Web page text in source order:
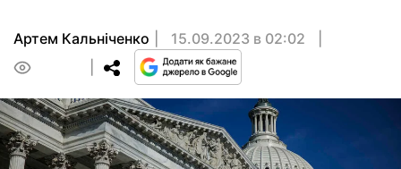
Артем Кальніченко
15.09.2023 в 02:02